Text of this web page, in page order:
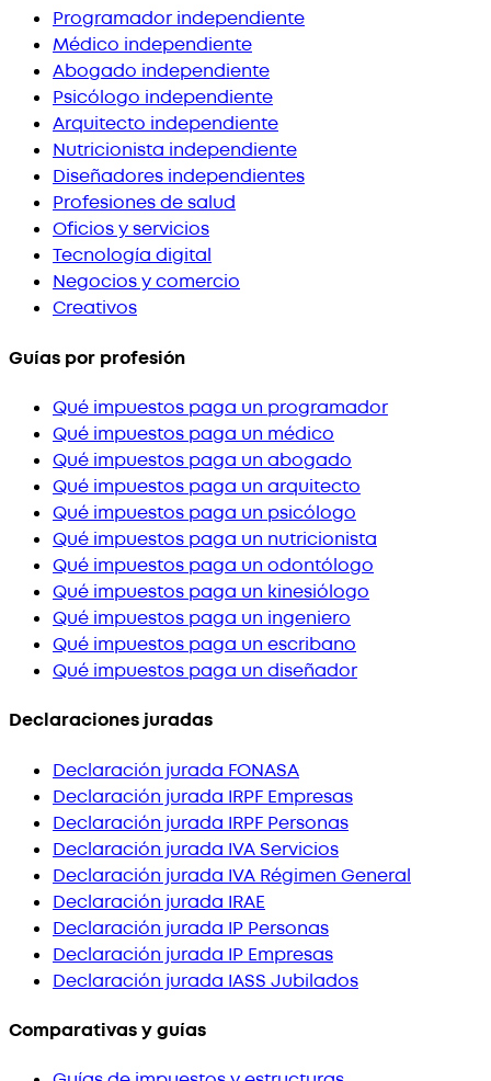
Programador independiente
Médico independiente
Abogado independiente
Psicólogo independiente
Arquitecto independiente
Nutricionista independiente
Diseñadores independientes
Profesiones de salud
Oficios y servicios
Tecnología digital
Negocios y comercio
Creativos
Guías por profesión
Qué impuestos paga un programador
Qué impuestos paga un médico
Qué impuestos paga un abogado
Qué impuestos paga un arquitecto
Qué impuestos paga un psicólogo
Qué impuestos paga un nutricionista
Qué impuestos paga un odontólogo
Qué impuestos paga un kinesiólogo
Qué impuestos paga un ingeniero
Qué impuestos paga un escribano
Qué impuestos paga un diseñador
Declaraciones juradas
Declaración jurada FONASA
Declaración jurada IRPF Empresas
Declaración jurada IRPF Personas
Declaración jurada IVA Servicios
Declaración jurada IVA Régimen General
Declaración jurada IRAE
Declaración jurada IP Personas
Declaración jurada IP Empresas
Declaración jurada IASS Jubilados
Comparativas y guías